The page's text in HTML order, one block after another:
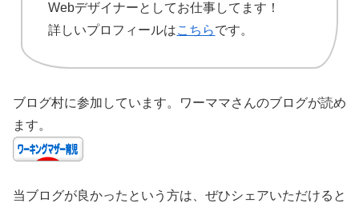
Webデザイナーとしてお仕事してます！
詳しいプロフィールはこちらです。
ブログ村に参加しています。ワーママさんのブログが読め
ます。
当ブログが良かったという方は、ぜひシェアいただけると